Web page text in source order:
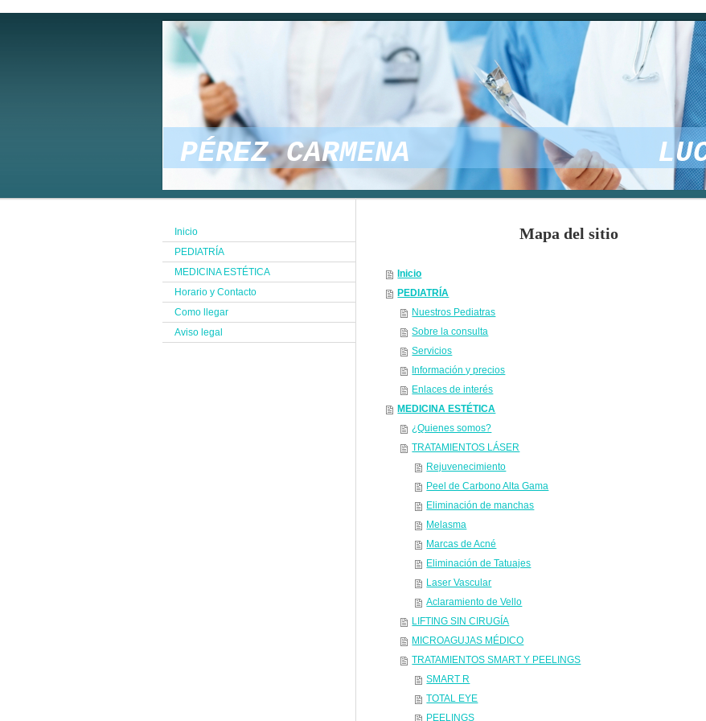
PÉREZ CARMENA
Inicio
PEDIATRÍA
MEDICINA ESTÉTICA
Horario y Contacto
Como llegar
Aviso legal
Mapa del sitio
Inicio
PEDIATRÍA
Nuestros Pediatras
Sobre la consulta
Servicios
Información y precios
Enlaces de interés
MEDICINA ESTÉTICA
¿Quienes somos?
TRATAMIENTOS LÁSER
Rejuvenecimiento
Peel de Carbono Alta Gama
Eliminación de manchas
Melasma
Marcas de Acné
Eliminación de Tatuajes
Laser Vascular
Aclaramiento de Vello
LIFTING SIN CIRUGÍA
MICROAGUJAS MÉDICO
TRATAMIENTOS SMART Y PEELINGS
SMART R
TOTAL EYE
PEELINGS